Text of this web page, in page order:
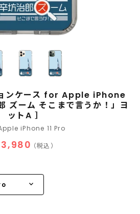
ンケース for Apple iPhone
ズーム そこまで言うか！」ヨ
ットA ］
iPhone 11 Pro
（税込）